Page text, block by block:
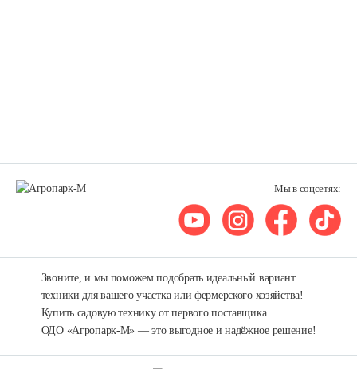
Мы в соцсетях:
Звоните, и мы поможем подобрать идеальный вариант
техники для вашего участка или фермерского хозяйства!
Купить садовую технику от первого поставщика
ОДО «Агропарк-М» — это выгодное и надёжное решение!